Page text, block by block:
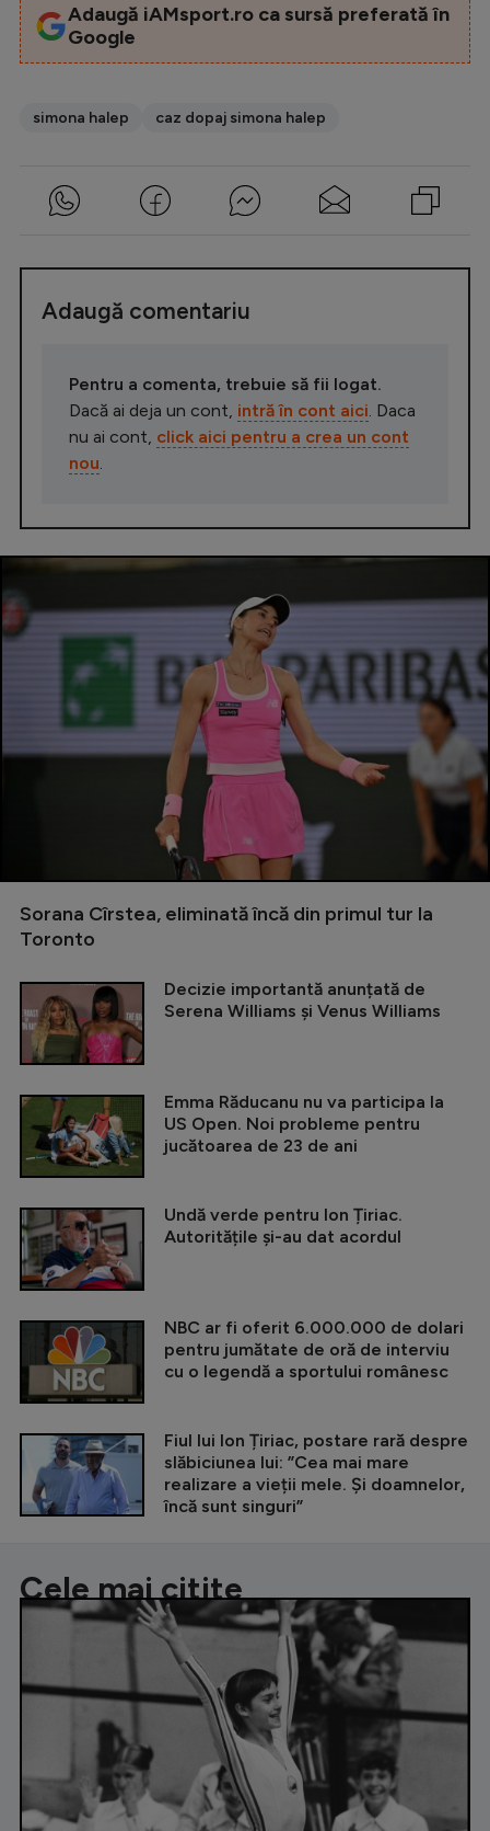
Adaugă iAMsport.ro ca sursă preferată în
Google
simona halep caz dopaj simona halep
Adaugă comentariu
Pentru a comenta, trebuie să fii logat.
Dacă ai deja un cont, intră în cont aici . Daca
nu ai cont, click aici pentru a crea un cont
nou
Sorana Cîrstea, eliminată încă din primul tur la
Toronto
Decizie importantă anunțată de
Serena Williams și Venus Williams
Emma Răducanu nu va participa la
US Open. Noi probleme pentru
jucătoarea de 23 de ani
Undă verde pentru Ion Țiriac.
Autoritățile și-au dat acordul
NBC ar fi oferit 6.000.000 de dolari
pentru jumătate de oră de interviu
cu o legendă a sportului românesc
Fiul lui Ion Țiriac, postare rară despre
slăbiciunea lui: ”Cea mai mare
realizare a vieții mele. Și doamnelor,
încă sunt singuri”
Cele mai citite